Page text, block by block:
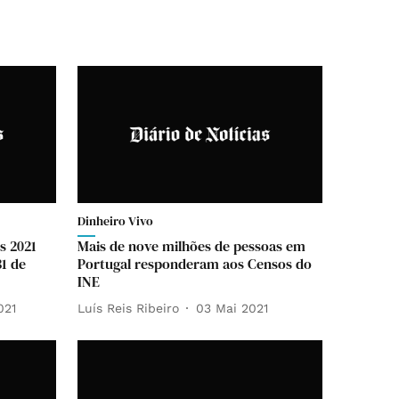
2021
de
Dinheiro Vivo
Mais de nove milhões de pessoas em
Portugal responderam aos Censos do
INE
Luís Reis Ribeiro 03 Mai 2021